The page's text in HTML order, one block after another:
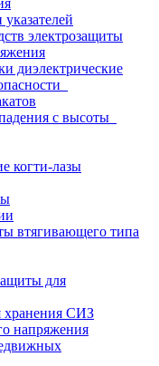
электрозащиты
диэлектрические
с высоты
когти-лазы
втягивающего типа
для
СИЗ
напряжения